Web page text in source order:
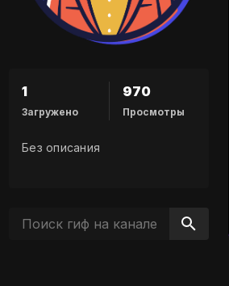
1
Загружено
970
Просмотры
Без описания